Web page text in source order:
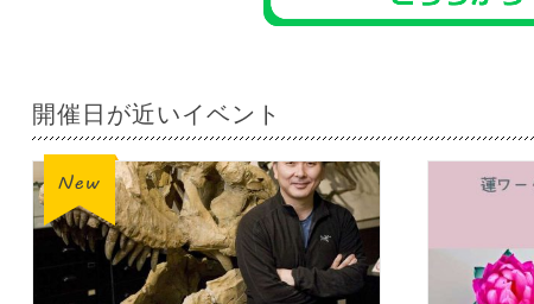
開催日が近いイベント